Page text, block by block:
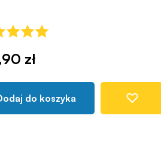
zł
do koszyka